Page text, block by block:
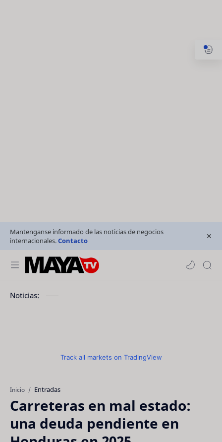
Mantenganse informado de las noticias de negocios
internacionales.Contacto
Noticias:
Track all markets on TradingView
Inicio Entradas
Carreteras en mal estado:
una deuda pendiente en